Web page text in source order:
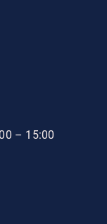
– 15:00